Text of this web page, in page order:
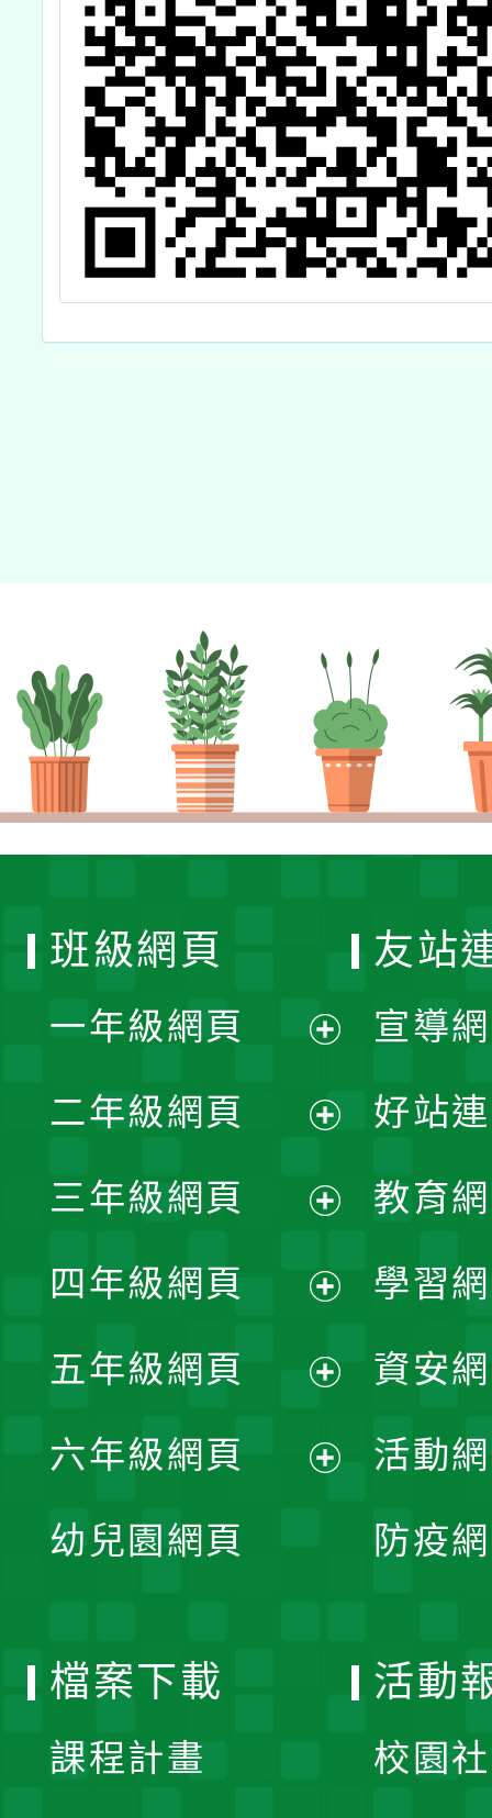
班級網頁
一年級網頁
開
選
單
二年級網頁
開
選
單
三年級網頁
開
選
單
四年級網頁
開
選
五年級網頁
開
六年級網頁
幼兒園網頁
友站
宣導
好站
教育
學習
資安
活動
防疫
檔案下載
課程計畫
活動
校園